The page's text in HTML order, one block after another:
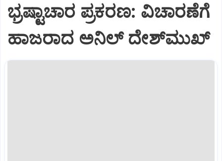
ಭ್ರಷ್ಟಾಚಾರ ಪ್ರಕರಣ: ವಿಚಾರಣೆಗೆ
ಹಾಜರಾದ ಅನಿಲ್‌ ದೇಶ್‌ಮುಖ್‌